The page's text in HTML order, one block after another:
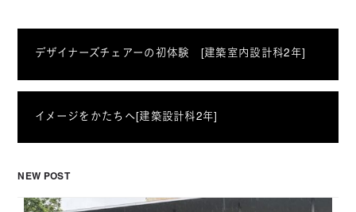
デザイナーズチェアーの初体験 [建築室内設計科2年]
イメージをかたちへ[建築設計科2年]
NEW POST